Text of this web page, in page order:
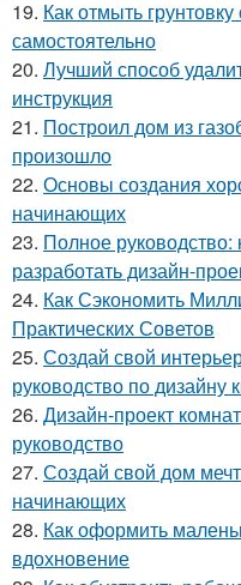
19. Как отмыть
самостоятельно
20. Лучший способ
инструкция
21. Построил дом из
произошло
22. Основы создания
начинающих
23. Полное руководство:
разработать дизайн-
24. Как Сэкономить
Практических Советов
25. Создай свой
руководство по дизайну
26. Дизайн-проект
руководство
27. Создай свой дом
начинающих
28. Как оформить
вдохновение